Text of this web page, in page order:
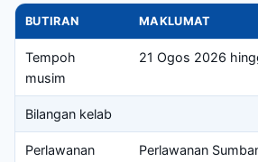
BUTIRAN MAKLUMAT
Tempoh
musim
21 Ogos 2026
Bilangan kelab
Perlawanan
Perlawanan